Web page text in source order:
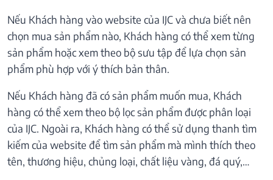
Nếu Khách hàng vào website của IJC và chưa biết nên
chọn mua sản phẩm nào, Khách hàng có thể xem từng
sản phẩm hoặc xem theo bộ sưu tập để lựa chọn sản
phẩm phù hợp với ý thích bản thân.
Nếu Khách hàng đã có sản phẩm muốn mua, Khách
hàng có thể xem theo bộ lọc sản phẩm được phân loại
của IJC. Ngoài ra, Khách hàng có thể sử dụng thanh tìm
kiếm của website để tìm sản phẩm mà mình thích theo
tên, thương hiệu, chủng loại, chất liệu vàng, đá quý,…